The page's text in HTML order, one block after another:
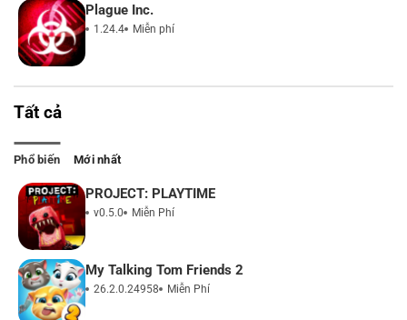
Plague Inc.
1.24.4 Miễn phí
Tất cả
Phổ biến Mới nhất
PROJECT: PLAYTIME
v0.5.0 Miễn Phí
My Talking Tom Friends 2
26.2.0.24958 Miễn Phí